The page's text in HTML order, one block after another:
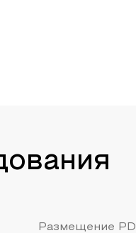
Размещение